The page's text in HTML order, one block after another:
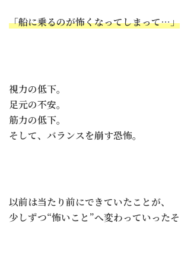
「船に乗るのが怖くなってしまって…」
視力の低下。
足元の不安。
筋力の低下。
そして、バランスを崩す恐怖。
以前は当たり前にできていたことが、
少しずつ“怖いこと”へ変わっていったそ